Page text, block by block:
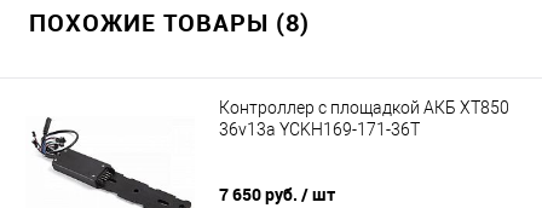
ПОХОЖИЕ ТОВАРЫ (8)
Контроллер с площадкой АКБ XT850
36v13a YCKH169-171-36T
7 650 руб. / шт